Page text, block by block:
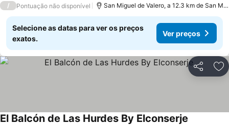
/ Pontuação não disponível San Miguel de Valero, a 12.3 km de San
Selecione as datas para ver os preços
exatos.
Ver preços
Partilhar
El Balcón de Las Hurdes By Elconserje